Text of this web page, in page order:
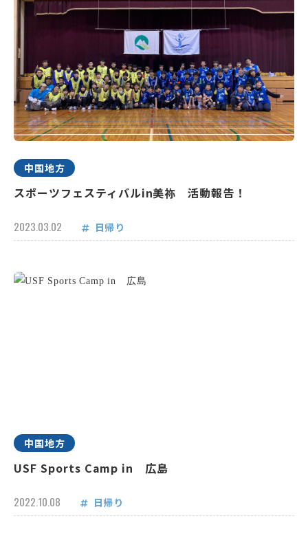
中国地方
スポーツフェスティバルin美祢 活動報告！
2023.03.02 日帰り
中国地方
USF Sports Camp in 広島
2022.10.08 日帰り